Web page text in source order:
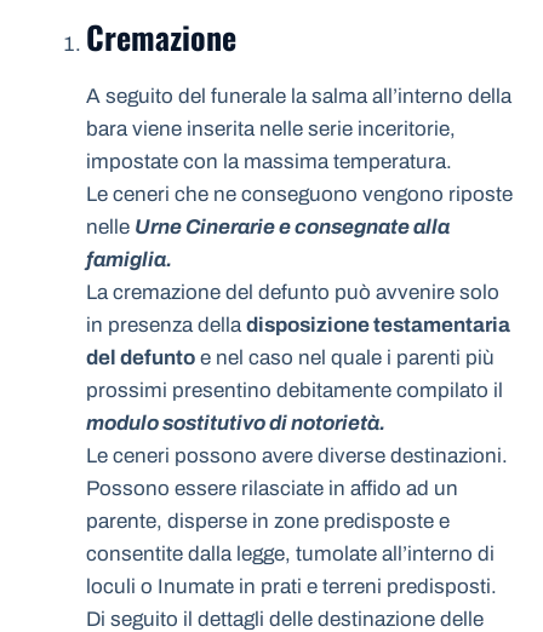
Cremazione
A seguito del funerale la salma all’interno della
bara viene inserita nelle serie inceritorie,
impostate con la massima temperatura.
Le ceneri che ne conseguono vengono riposte
nelle Urne Cinerarie e consegnate alla
famiglia.
La cremazione del defunto può avvenire solo
in presenza della disposizione testamentaria
del defunto e nel caso nel quale i parenti più
prossimi presentino debitamente compilato il
modulo sostitutivo di notorietà.
Le ceneri possono avere diverse destinazioni.
Possono essere rilasciate in affido ad un
parente, disperse in zone predisposte e
consentite dalla legge, tumolate all’interno di
loculi o Inumate in prati e terreni predisposti.
Di seguito il dettagli delle destinazione delle